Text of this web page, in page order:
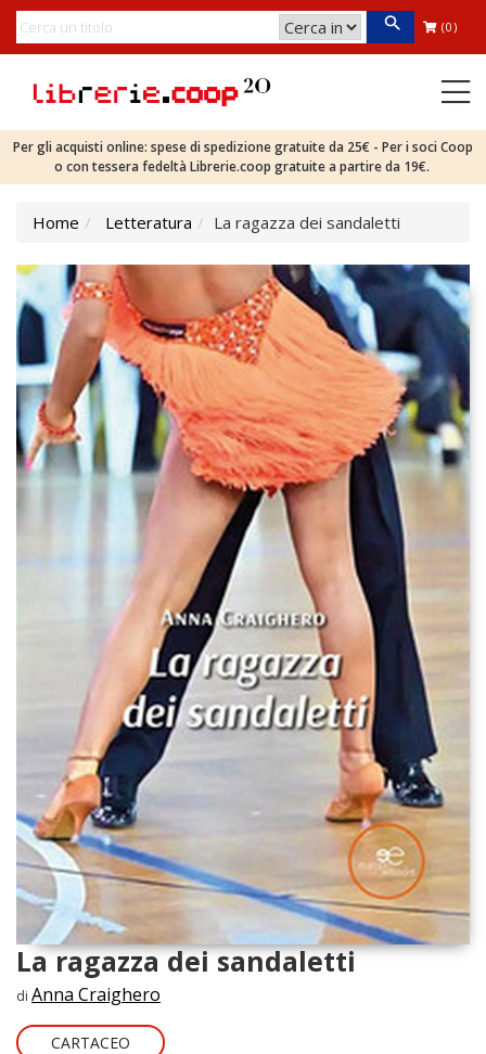
(0)
Per gli acquisti online: spese di spedizione gratuite da 25€ - Per i soci Coop
o con tessera fedeltà Librerie.coop gratuite a partire da 19€.
Home Letteratura La ragazza dei sandaletti
La ragazza dei sandaletti
di Anna Craighero
CARTACEO